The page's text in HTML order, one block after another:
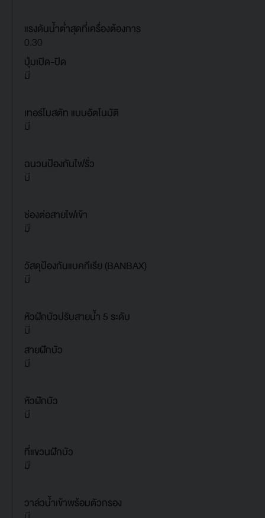
แรงดันน้ำต่ำสุดที่เครื่องต้องการ
0.30
ปุ่มเปิด-ปิด
มี
เทอร์โมสตัท แบบอัตโนมัติ
มี
ฉนวนป้องกันไฟรั่ว
มี
ช่องต่อสายไฟเข้า
มี
วัสดุป้องกันแบคทีเรีย (BANBAX)
มี
หัวฝักบัวปรับสายน้ำ 5 ระดับ
มี
สายฝักบัว
มี
หัวฝักบัว
มี
ที่แขวนฝักบัว
มี
วาล์วน้ำเข้าพร้อมตัวกรอง